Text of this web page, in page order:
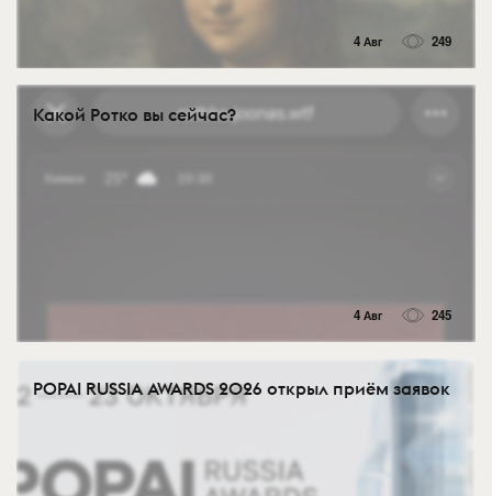
4 Авг 249
Какой Ротко вы сейчас?
4 Авг 245
POPAI RUSSIA AWARDS 2026 открыл приём заявок